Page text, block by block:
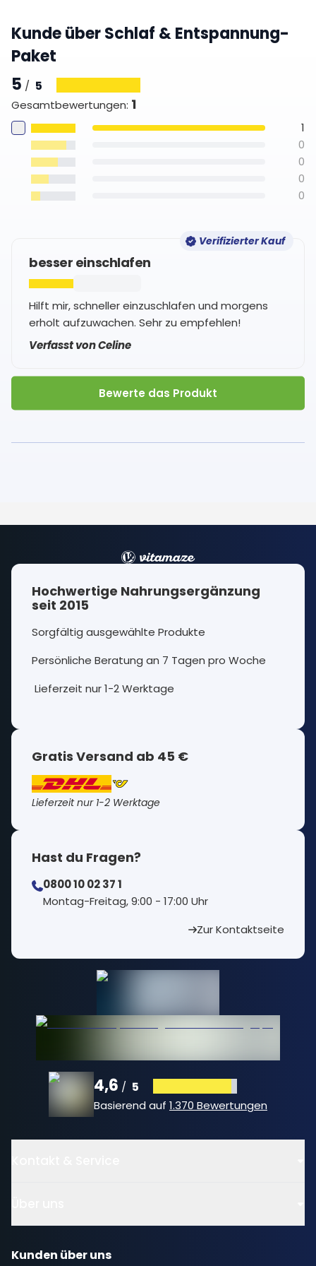
Kunde über Schlaf & Entspannung-
Paket
5 / 5
Gesamtbewertungen: 1
1
0
0
0
0
Verifizierter Kauf
besser einschlafen
Hilft mir, schneller einzuschlafen und morgens
erholt aufzuwachen. Sehr zu empfehlen!
Verfasst von Celine
Bewerte das Produkt
Hochwertige Nahrungsergänzung
seit 2015
Sorgfältig ausgewählte Produkte
Persönliche Beratung an 7 Tagen pro Woche
Lieferzeit nur 1-2 Werktage
Gratis Versand ab 45 €
Lieferzeit nur 1-2 Werktage
Hast du Fragen?
0800 10 02 37 1
⁠Montag-Freitag, 9:00 - 17:00 Uhr
Zur Kontaktseite
4,6 / 5
Basierend auf 1.370 Bewertungen
Kunden über uns